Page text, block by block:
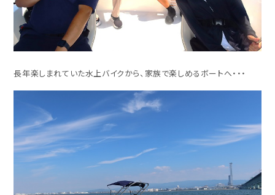
長年楽しまれていた水上バイクから、家族で楽しめるボートへ・・・